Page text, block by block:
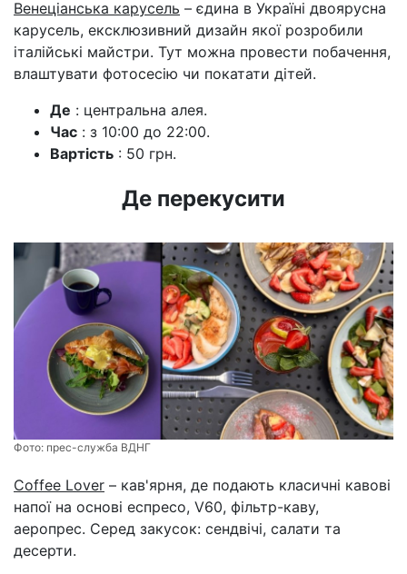
Венеціанська карусель – єдина в Україні двоярусна
карусель, ексклюзивний дизайн якої розробили
італійські майстри. Тут можна провести побачення,
влаштувати фотосесію чи покатати дітей.
Де : центральна алея.
Час : з 10:00 до 22:00.
Вартість : 50 грн.
Де перекусити
Фото: прес-служба ВДНГ
Coffee Lover – кав'ярня, де подають класичні кавові
напої на основі еспресо, V60, фільтр-каву,
аеропрес. Серед закусок: сендвічі, салати та
десерти.